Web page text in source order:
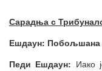
Сарадња с
Ешдаун: Побољшана
Педи Ешдаун: Иако